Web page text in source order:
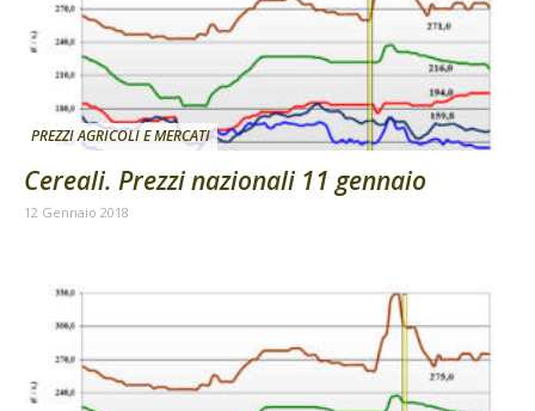
PREZZI AGRICOLI E MERCATI
Cereali. Prezzi nazionali 11 gennaio
12 Gennaio 2018